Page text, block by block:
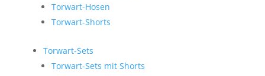
Torwart-Hosen
Torwart-Shorts
Torwart-Sets
Torwart-Sets mit Shorts